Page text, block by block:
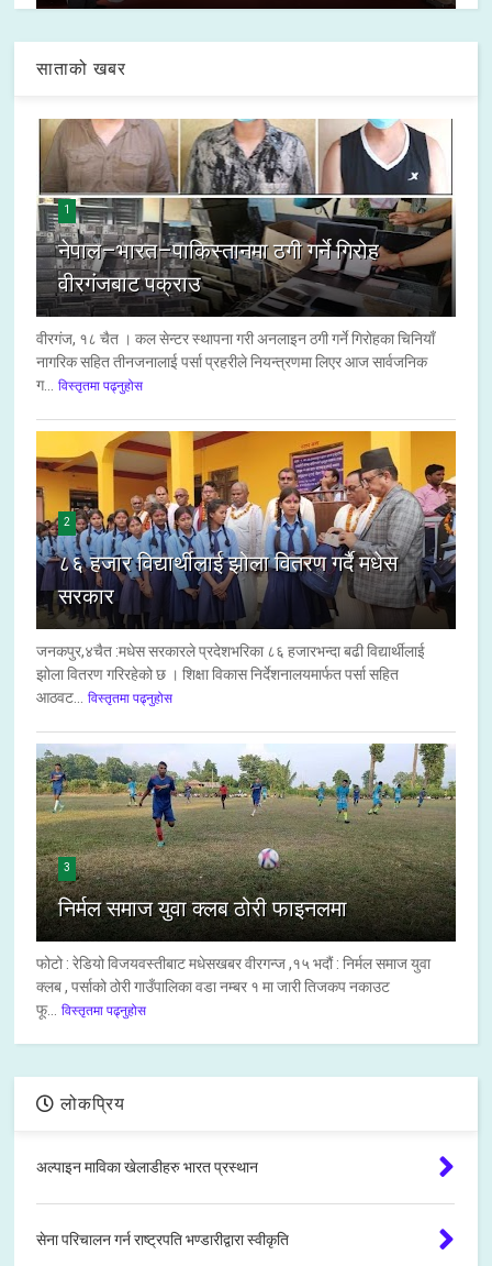
साताको खबर
1
नेपाल–भारत–पाकिस्तानमा ठगी गर्ने गिरोह
वीरगंजबाट पक्राउ
वीरगंज, १८ चैत । कल सेन्टर स्थापना गरी अनलाइन ठगी गर्ने गिरोहका चिनियाँ
नागरिक सहित तीनजनालाई पर्सा प्रहरीले नियन्त्रणमा लिएर आज सार्वजनिक
ग... विस्तृतमा पढ्नुहोस
2
८६ हजार विद्यार्थीलाई झोला वितरण गर्दै मधेस
सरकार
जनकपुर,४चैत :मधेस सरकारले प्रदेशभरिका ८६ हजारभन्दा बढी विद्यार्थीलाई
झोला वितरण गरिरहेको छ । शिक्षा विकास निर्देशनालयमार्फत पर्सा सहित
आठवट... विस्तृतमा पढ्नुहोस
3
निर्मल समाज युवा क्लब ठोरी फाइनलमा
फोटो : रेडियो विजयवस्तीबाट मधेसखबर वीरगन्ज ,१५ भदौं : निर्मल समाज युवा
क्लब , पर्साको ठोरी गाउँपालिका वडा नम्बर १ मा जारी तिजकप नकाउट
फू... विस्तृतमा पढ्नुहोस
लोकप्रिय
अल्पाइन माविका खेलाडीहरु भारत प्रस्थान
सेना परिचालन गर्न राष्ट्रपति भण्डारीद्वारा स्वीकृति